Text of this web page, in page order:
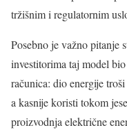
tržišnim i regulatornim
Posebno je važno pitanje
investitorima taj model
računica: dio energije
a kasnije koristi tokom
proizvodnja električne